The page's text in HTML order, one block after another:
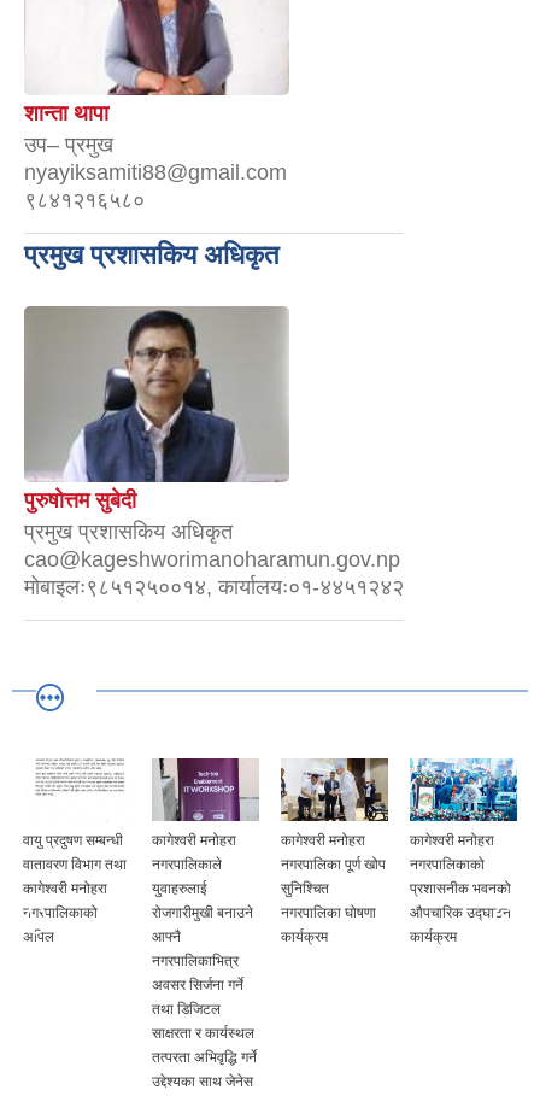
शान्ता थापा
उप– प्रमुख
nyayiksamiti88@gmail.com
९८४१२१६५८०
प्रमुख प्रशासकिय अधिकृत
पुरुषोत्तम सुबेदी
प्रमुख प्रशासकिय अधिकृत
cao@kageshworimanoharamun.gov.np
मोबाइलः९८५१२५००१४, कार्यालयः०१-४४५१२४२
वायु प्रदुषण सम्बन्धी
वातावरण विभाग तथा
कागेश्वरी मनोहरा
नगरपालिकाको
अपिल
कागेश्वरी मनोहरा
नगरपालिकाले
युवाहरुलाई
रोजगारीमुखी बनाउने
आफ्नै
नगरपालिकाभित्र
अवसर सिर्जना गर्ने
तथा डिजिटल
साक्षरता र कार्यस्थल
तत्परता अभिवृद्धि गर्ने
उद्देश्यका साथ जेनेस
कागेश्वरी मनोहरा
नगरपालिका पूर्ण खोप
सुनिश्चित
नगरपालिका घोषणा
कार्यक्रम
कागेश्वरी मनोहरा
नगरपालिकाको
प्रशासनीक भवनको
औपचारिक उद्घाटन
कार्यक्रम